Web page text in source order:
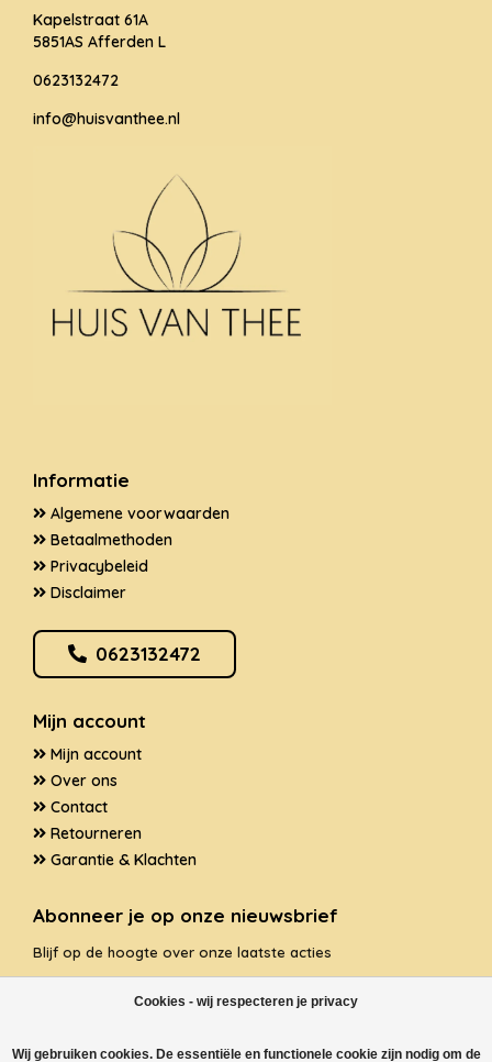
Cookies - wij respecteren je privacy
Wij gebruiken cookies. De essentiële en functionele cookie zijn nodig om de
Kapelstraat 61A
5851AS Afferden L
0623132472
info@huisvanthee.nl
Informatie
Algemene voorwaarden
Betaalmethoden
Privacybeleid
Disclaimer
0623132472
Mijn account
Mijn account
Over ons
Contact
Retourneren
Garantie & Klachten
Abonneer je op onze nieuwsbrief
Blijf op de hoogte over onze laatste acties